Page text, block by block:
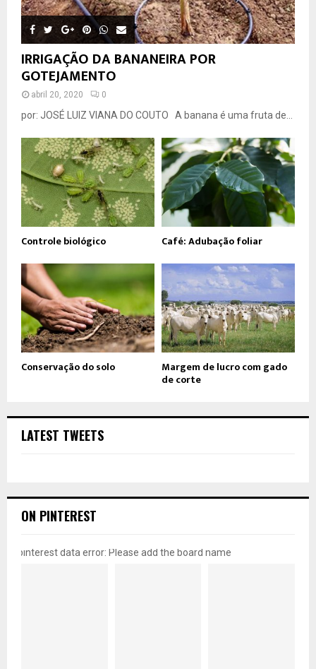
IRRIGAÇÃO DA BANANEIRA POR
GOTEJAMENTO
abril 20, 2020 0
por: JOSÉ LUIZ VIANA DO COUTO A banana é uma fruta de...
Controle biológico Café: Adubação foliar
Conservação do solo Margem de lucro com gado
de corte
LATEST TWEETS
ON PINTEREST
pinterest data error: Please add the board name